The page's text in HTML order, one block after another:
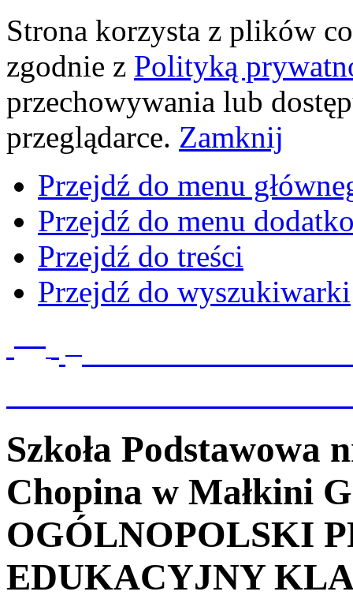
Strona korzysta z plików
zgodnie z Polityką
przechowywania lub
przeglądarce. Zamknij
Przejdź do menu
Przejdź do menu
Przejdź do treści
Przejdź do wyszukiwarki
Szkoła Podstawowa
Chopina w Małkini
OGÓLNOPOLSKI
EDUKACYJNY